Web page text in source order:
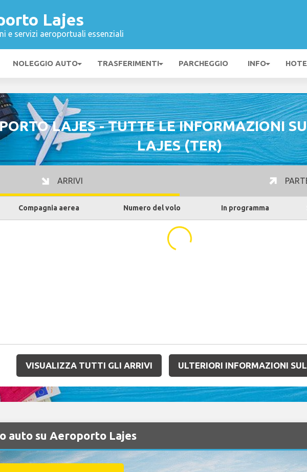
Lajes
e servizi aeroportuali essenziali
NOLEGGIO AUTO TRASFERIMENTI PARCHEGGIO INFO
LAJES - TUTTE LE INFORMAZIONI
LAJES (TER)
ARRIVI
Compagnia aerea Numero del volo In programma
...
VISUALIZZA TUTTI GLI ARRIVI ULTERIORI INFORMAZIONI
auto su Aeroporto Lajes